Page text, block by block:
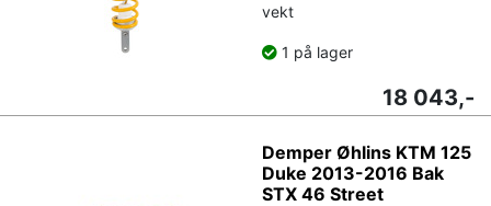
vekt
1 på lager
18 043,-
Demper Øhlins KTM 125
Duke 2013-2016 Bak
STX 46 Street